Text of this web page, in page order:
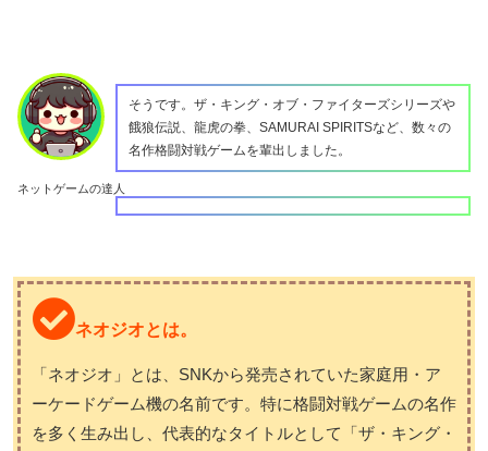
ネットゲームの達人
そうです。ザ・キング・オブ・ファイターズシリーズや
餓狼伝説、龍虎の拳、SAMURAI SPIRITSなど、数々の
名作格闘対戦ゲームを輩出しました。
ネオジオとは。
「ネオジオ」とは、SNKから発売されていた家庭用・ア
ーケードゲーム機の名前です。特に格闘対戦ゲームの名作
を多く生み出し、代表的なタイトルとして「ザ・キング・